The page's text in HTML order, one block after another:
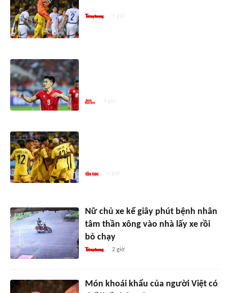
1 giờ
4 giờ
4 giờ
Nữ chủ xe kể giây phút bệnh nhân
tâm thần xông vào nhà lấy xe rồi
bỏ chạy
2 giờ
Món khoái khẩu của người Việt có